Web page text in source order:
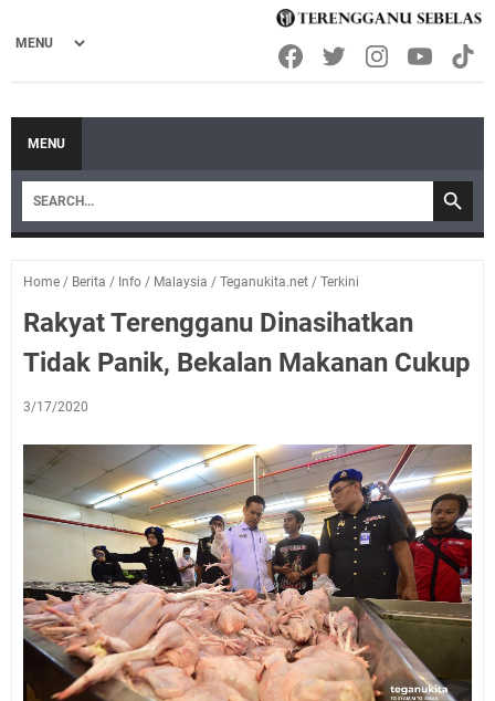
MENU
Home / Berita / Info / Malaysia / Teganukita.net / Terkini
Rakyat Terengganu Dinasihatkan
Tidak Panik, Bekalan Makanan Cukup
3/17/2020